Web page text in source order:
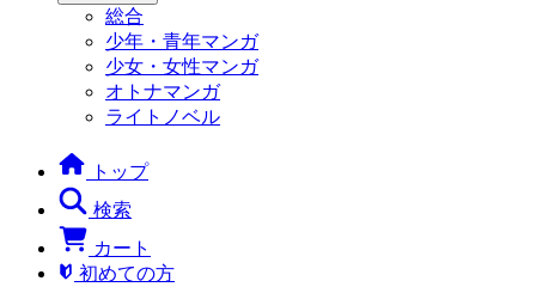
総合
少年・青年マンガ
少女・女性マンガ
オトナマンガ
ライトノベル
トップ
検索
カート
初めての方